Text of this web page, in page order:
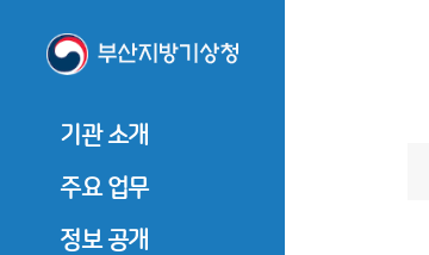
기관 소개
기관장 소개
기관장 인사말
주요 업무
관측업무
정보 공개